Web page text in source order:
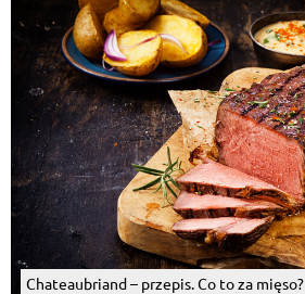
Chateaubriand – przepis. Co to za mięso?